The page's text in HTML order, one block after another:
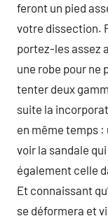
feront un pied
votre dissection.
portez-les assez
une robe pour ne
tenter deux
suite la
en même temps :
voir la sandale
également celle
Et connaissant
se déformera et